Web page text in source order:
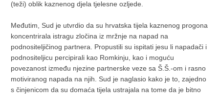
(teži) oblik kaznenog djela tjelesne ozljede.
Međutim, Sud je utvrdio da su hrvatska tijela kaznenog progona
koncentrirala istragu zločina iz mržnje na napad na
podnositeljičinog partnera. Propustili su ispitati jesu li napadači i
podnositeljicu percipirali kao Romkinju, kao i moguću
povezanost između njezine partnerske veze sa Š.Š.-om i rasno
motiviranog napada na njih. Sud je naglasio kako je to, zajedno
s činjenicom da su domaća tijela ustrajala na tome da je bitno